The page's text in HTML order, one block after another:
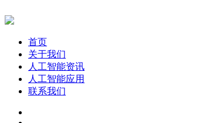
首页
关于我们
人工智能资讯
人工智能应用
联系我们